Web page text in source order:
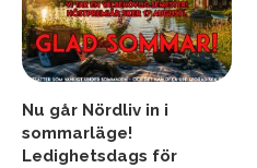
Nu går Nördliv in i
sommarläge!
Ledighetsdags för